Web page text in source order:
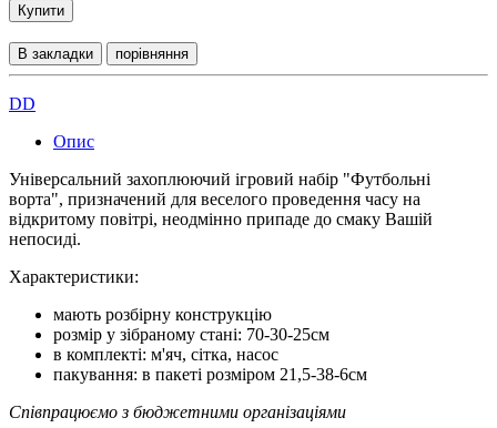
Купити
В закладки порівняння
DD
Опис
Універсальний захоплюючий ігровий набір "Футбольні
ворта", призначений для веселого проведення часу на
відкритому повітрі, неодмінно припаде до смаку Вашій
непосиді.
Характеристики:
мають розбірну конструкцію
розмір у зібраному стані: 70-30-25см
в комплекті: м'яч, сітка, насос
пакування: в пакеті розміром 21,5-38-6см
Співпрацюємо з бюджетними організаціями